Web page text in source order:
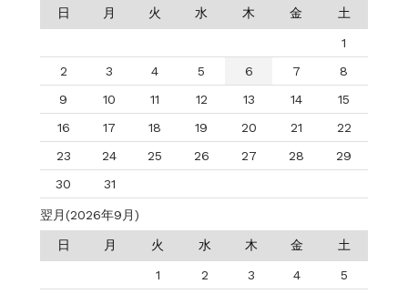
日 月 火 水 木 金 土
1
2
3 4 5 6 7
8
9
10 11 12 13 14
15
16
17 18 19 20 21
22
23
24 25 26 27 28
29
30
31
翌月(2026年9月)
日 月 火 水 木 金 土
1 2 3 4
5